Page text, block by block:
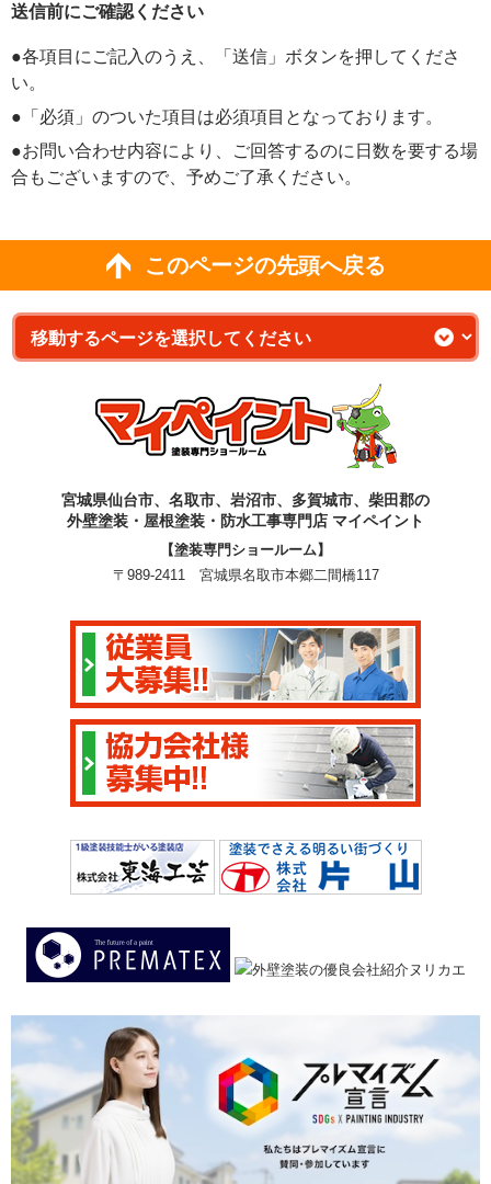
送信前にご確認ください
●各項目にご記入のうえ、「送信」ボタンを押してくださ
い。
●「必須」のついた項目は必須項目となっております。
●お問い合わせ内容により、ご回答するのに日数を要する場
合もございますので、予めご了承ください。
このページの先頭へ戻る
宮城県仙台市、名取市、岩沼市、多賀城市、柴田郡の
外壁塗装・屋根塗装・防水工事専門店 マイペイント
【塗装専門ショールーム】
〒989-2411 宮城県名取市本郷二間橋117